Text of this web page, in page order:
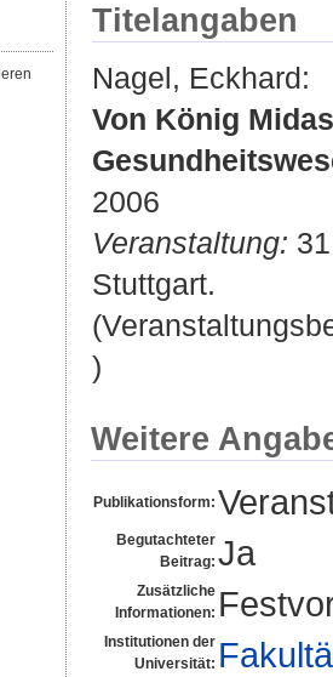
Titelangaben
Nagel, Eckhard:
Von König
2006
Veranstaltung:
Stuttgart.
)
Weitere
Publikationsform:
Begutachteter
Beitrag: Ja
Zusätzliche
Informationen:
Institutionen der
Universität: